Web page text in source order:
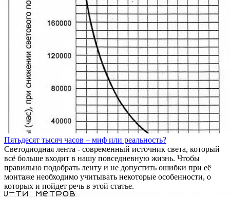
Пятьдесят тысяч часов – миф или реальность?
Светодиодная лента - современный источник света, который
всё больше входит в нашу повседневную жизнь. Чтобы
правильно подобрать ленту и не допустить ошибки при её
монтаже необходимо учитывать некоторые особенности, о
которых и пойдет речь в этой статье.